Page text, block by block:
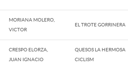
MORIANA MOLERO,
VICTOR
EL TROTE GORRINERA
CRESPO ELORZA,
JUAN IGNACIO
QUESOS LA HERMOSA
CICLISM